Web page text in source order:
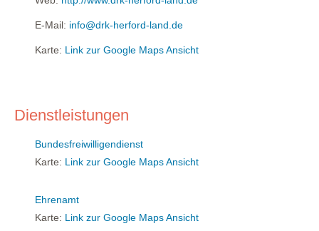
E-Mail: info@drk-herford-land.de
Karte: Link zur Google Maps Ansicht
Dienstleistungen
Bundesfreiwilligendienst
Karte: Link zur Google Maps Ansicht
Ehrenamt
Karte: Link zur Google Maps Ansicht